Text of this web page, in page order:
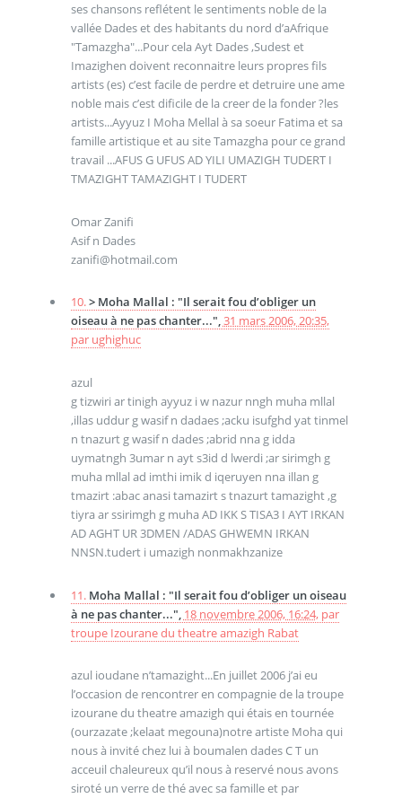
ses chansons reflétent le sentiments noble de la
vallée Dades et des habitants du nord d’aAfrique
"Tamazgha"...Pour cela Ayt Dades ,Sudest et
Imazighen doivent reconnaitre leurs propres fils
artists (es) c’est facile de perdre et detruire une ame
noble mais c’est dificile de la creer de la fonder ?les
artists...Ayyuz I Moha Mellal à sa soeur Fatima et sa
famille artistique et au site Tamazgha pour ce grand
travail ...AFUS G UFUS AD YILI UMAZIGH TUDERT I
TMAZIGHT TAMAZIGHT I TUDERT
Omar Zanifi
Asif n Dades
zanifi@hotmail.com
10.> Moha Mallal : "Il serait fou d’obliger un
oiseau à ne pas chanter...",31 mars 2006, 20:35,
par ughighuc
azul
g tizwiri ar tinigh ayyuz i w nazur nngh muha mllal
,illas uddur g wasif n dadaes ;acku isufghd yat tinmel
n tnazurt g wasif n dades ;abrid nna g idda
uymatngh 3umar n ayt s3id d lwerdi ;ar sirimgh g
muha mllal ad imthi imik d iqeruyen nna illan g
tmazirt :abac anasi tamazirt s tnazurt tamazight ,g
tiyra ar ssirimgh g muha AD IKK S TISA3 I AYT IRKAN
AD AGHT UR 3DMEN /ADAS GHWEMN IRKAN
NNSN.tudert i umazigh nonmakhzanize
11. Moha Mallal : "Il serait fou d’obliger un oiseau
à ne pas chanter...", 18 novembre 2006, 16:24, par
troupe Izourane du theatre amazigh Rabat
azul ioudane n’tamazight...En juillet 2006 j’ai eu
l’occasion de rencontrer en compagnie de la troupe
izourane du theatre amazigh qui étais en tournée
(ourzazate ;kelaat megouna)notre artiste Moha qui
nous à invité chez lui à boumalen dades C T un
acceuil chaleureux qu’il nous à reservé nous avons
siroté un verre de thé avec sa famille et par